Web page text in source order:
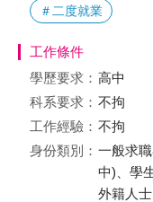
＃二度就業
工作條件
學歷要求： 高中
科系要求： 不拘
工作經驗： 不拘
身份類別： 一般求
中)、學
外籍人士